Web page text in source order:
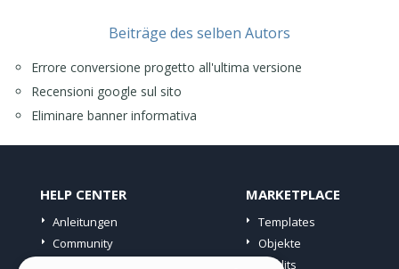
Beiträge des selben Autors
Errore conversione progetto all'ultima versione
Recensioni google sul sito
Eliminare banner informativa
HELP CENTER
Anleitungen
Community
MARKETPLACE
Templates
Objekte
Credits